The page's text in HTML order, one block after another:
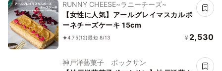
RUNNY CHEESE~ラニーチーズ~
【女性に人気】アールグレイマスカルポ
ーネチーズケーキ 15cm
4.75(12)最短 8/13 ¥ 2,530
神戸洋藝菓子 ボックサン